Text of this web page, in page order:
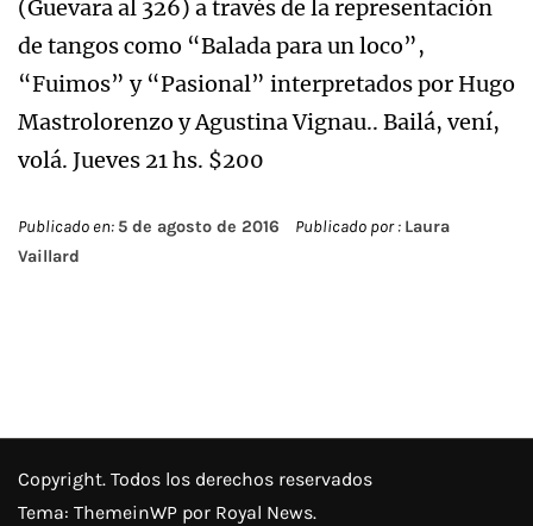
(Guevara al 326) a través de la representación
de tangos como “Balada para un loco”,
“Fuimos” y “Pasional” interpretados por Hugo
Mastrolorenzo y Agustina Vignau.. Bailá, vení,
volá. Jueves 21 hs. $200
Publicado en: 5 de agosto de 2016 Publicado por : Laura
Vaillard
Copyright. Todos los derechos reservados
Tema: ThemeinWP por Royal News.